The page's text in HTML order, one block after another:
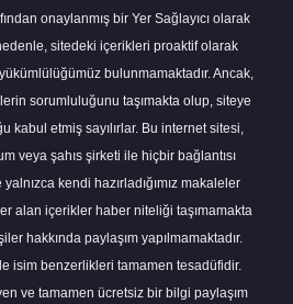
onaylanmış bir Yer Sağlayıcı olarak
sitedeki içerikleri proaktif olarak
bulunmamaktadır. Ancak,
sorumluluğunu taşımakta olup, siteye
kabul etmiş sayılırlar. Bu internet sitesi,
veya şahıs şirketi ile hiçbir bağlantısı
kendi hazırladığımız makaleler
alan içerikler haber niteliği taşımamakta
hakkında paylaşım yapılmamaktadır.
isim benzerlikleri tamamen tesadüfidir.
ve tamamen ücretsiz bir bilgi paylaşım